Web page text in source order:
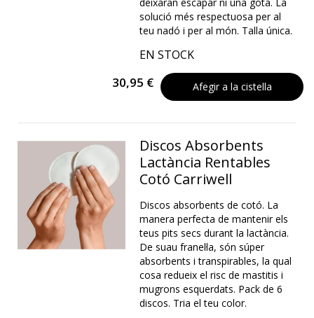
solució més respectuosa per al
teu nadó i per al món. Talla única.
EN STOCK
30,95 € Afegir a la cistella
Discos Absorbents
Lactància Rentables
Cotó Carriwell
Discos absorbents de cotó. La
manera perfecta de mantenir els
teus pits secs durant la lactància.
De suau franel·la, són súper
absorbents i transpirables, la qual
cosa redueix el risc de mastitis i
mugrons esquerdats. Pack de 6
discos. Tria el teu color.